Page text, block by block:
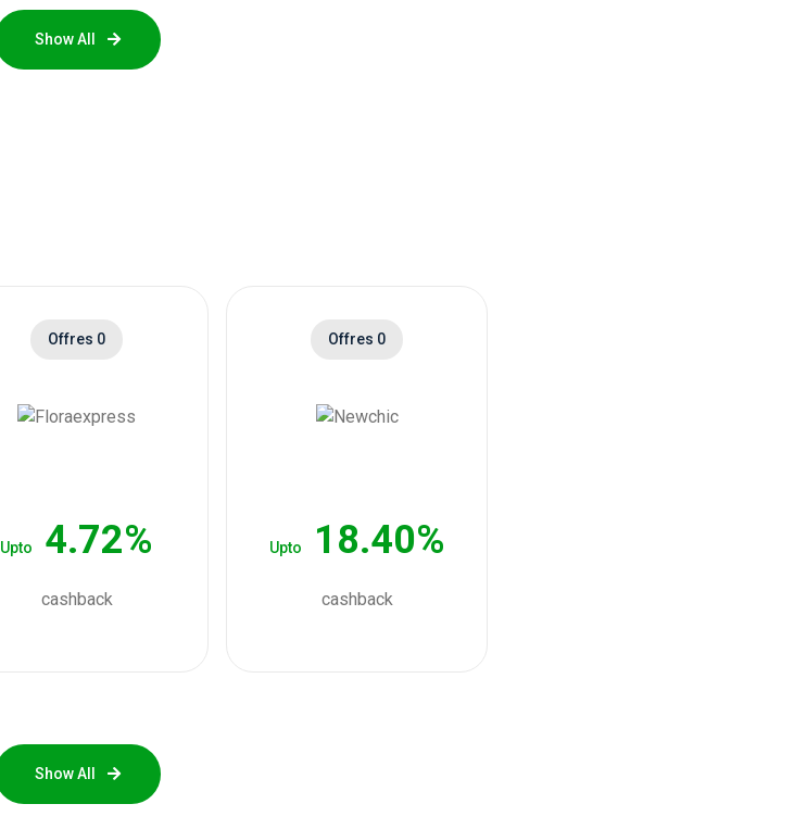
Show All
Offres 0
Upto 4.72%
cashback
Offres 0
Upto 18.40%
cashback
Show All